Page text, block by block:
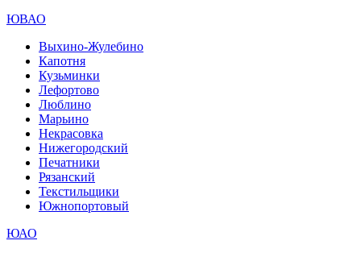
ЮВАО
Выхино-Жулебино
Капотня
Кузьминки
Лефортово
Люблино
Марьино
Некрасовка
Нижегородский
Печатники
Рязанский
Текстильщики
Южнопортовый
ЮАО